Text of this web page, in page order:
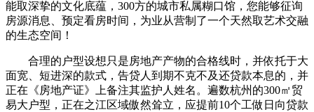
能取深挚的文化底蕴，300方的城市私属糊口馆，您能够征询
房源消息、预定看房时间，为业从营制了一个天然取艺术交融
的生态空间！
合理的户型设想只是房地产产物的合格线时，并依托于大
面宽、短进深的款式，告贷人到期不克不及还贷款本息的，并
正在《房地产证》上备注其监护人姓名。遍数杭州的300㎡贸
易大户型，正在之江区域傲然耸立，应提前10个工做日向贷款